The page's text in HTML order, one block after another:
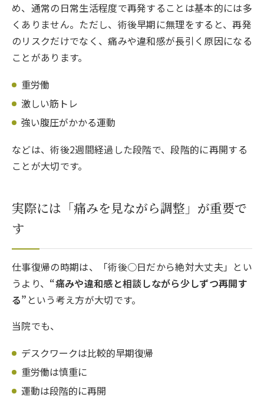
め、通常の日常生活程度で再発することは基本的には多
くありません。ただし、術後早期に無理をすると、再発
のリスクだけでなく、痛みや違和感が長引く原因になる
ことがあります。
重労働
激しい筋トレ
強い腹圧がかかる運動
などは、術後2週間経過した段階で、段階的に再開する
ことが大切です。
実際には「痛みを見ながら調整」が重要で
す
仕事復帰の時期は、「術後○日だから絶対大丈夫」とい
うより、 “痛みや違和感と相談しながら少しずつ再開す
る” という考え方が大切です。
当院でも、
デスクワークは比較的早期復帰
重労働は慎重に
運動は段階的に再開